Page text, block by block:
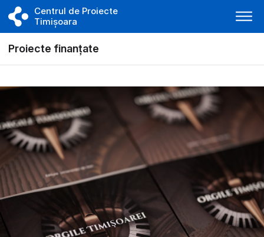
Centrul de Proiecte
Timișoara
Proiecte finanțate